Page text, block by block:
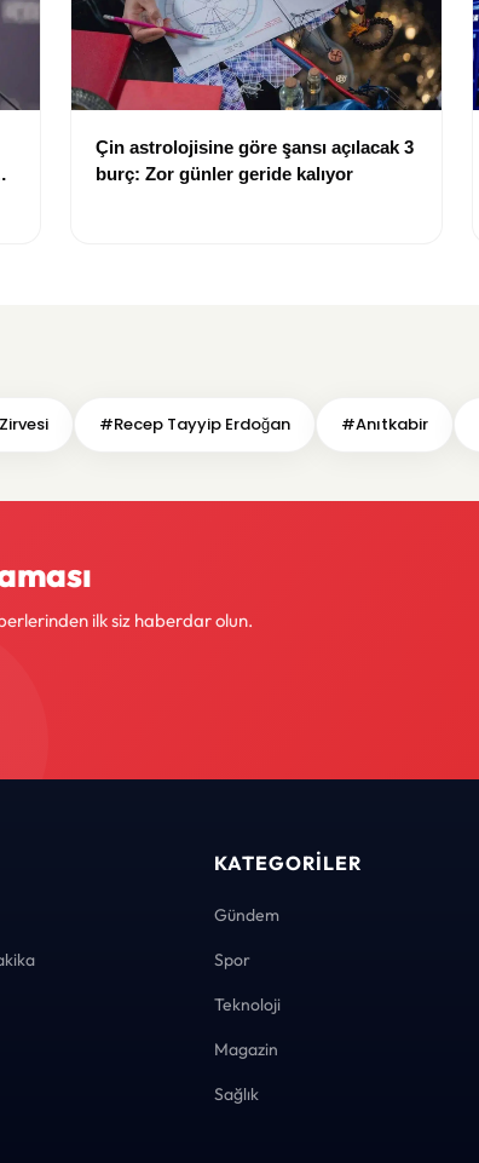
Çin astrolojisine göre şansı açılacak 3
burç: Zor günler geride kalıyor
#Recep Tayyip Erdoğan #Anıtkabir
ilk siz haberdar olun.
KATEGORILER
Gündem
Spor
Teknoloji
Magazin
Sağlık